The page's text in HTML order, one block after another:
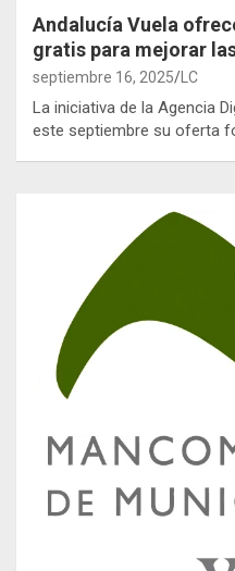
Andalucía Vuela
gratis para mejorar
septiembre 16, 2025 LC
La iniciativa de la Agencia
este septiembre su oferta